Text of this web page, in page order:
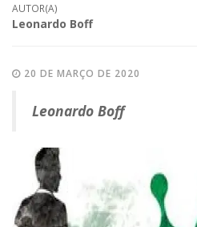
AUTOR(A)
Leonardo Boff
20 DE MARÇO DE 2020
Leonardo Boff